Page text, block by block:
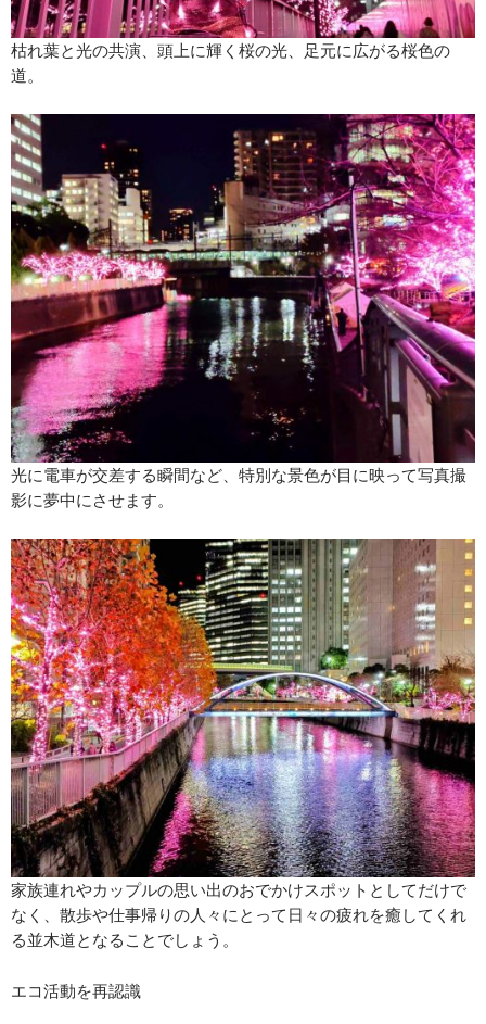
枯れ葉と光の共演、頭上に輝く桜の光、足元に広がる桜色の
道。
光に電車が交差する瞬間など、特別な景色が目に映って写真撮
影に夢中にさせます。
家族連れやカップルの思い出のおでかけスポットとしてだけで
なく、散歩や仕事帰りの人々にとって日々の疲れを癒してくれ
る並木道となることでしょう。
エコ活動を再認識